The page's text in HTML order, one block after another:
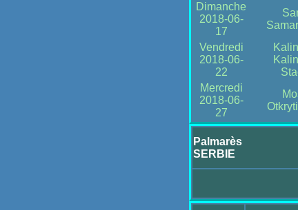
Dimanche
2018-06-
17
Vendredi
2018-06-
22
Mercredi
2018-06-
27
Palmarès
SERBIE